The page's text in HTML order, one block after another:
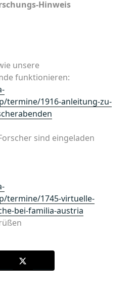
Hinweis
unsere
funktionieren:
termine/1916-anleitung-zu-
sind eingeladen
termine/1745-virtuelle-
bei-familia-austria